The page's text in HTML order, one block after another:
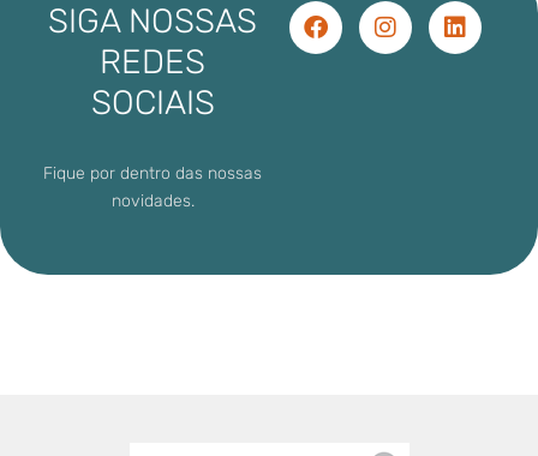
SIGA NOSSAS
REDES
SOCIAIS
Fique por dentro das nossas
novidades.